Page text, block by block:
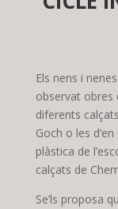
Els nens i
observat obres
diferents
Goch o les
plàstica de
calçats de
Se’ls proposa